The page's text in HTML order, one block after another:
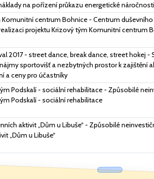
na pořízení průkazu energetické
centrum Bohnice - Centrum
projektu Krizový tým Komunitní centrum
2017 - street dance, break dance, street hokej
sportovišť a nezbytných prostor k zajištění
a ceny pro účastníky
Podskalí - sociální rehabilitace - Způsobilé
Podskalí - sociální rehabilitace
aktivit „Dům u Libuše“ - Způsobilé
„Dům u Libuše“